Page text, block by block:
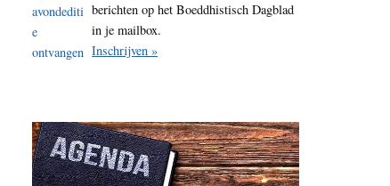
berichten op het Boeddhistisch Dagblad
in je mailbox.
Inschrijven »